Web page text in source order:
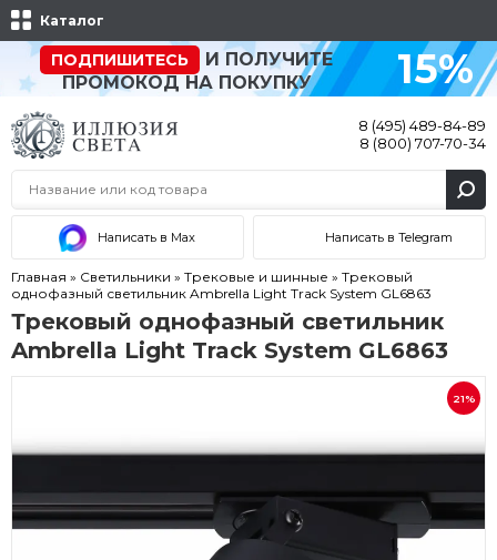
Каталог
ПОДПИШИТЕСЬ
И ПОЛУЧИТЕ
ПРОМОКОД НА ПОКУПКУ
15%
8 (495) 489-84-89
8 (800) 707-70-34
Написать в Max Написать в Telegram
Главная » Светильники » Трековые и шинные » Трековый
однофазный светильник Ambrella Light Track System GL6863
Трековый однофазный светильник
Ambrella Light Track System GL6863
21%